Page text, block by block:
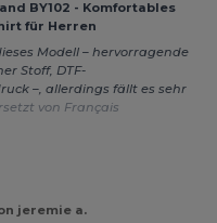
BY102 - Komfortables
für Herren
Modell – hervorragende
Stoff, DTF-
–, allerdings fällt es sehr
von Français
jeremie a.